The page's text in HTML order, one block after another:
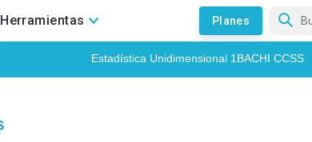
Herramientas Planes
¡ACLARA TODAS TUS DUDAS🤔!Entra en nuestros foros para